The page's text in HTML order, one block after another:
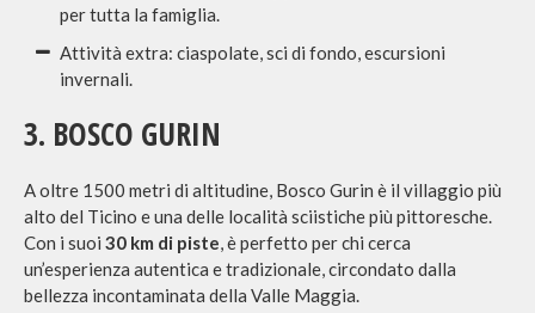
per tutta la famiglia.
Attività extra: ciaspolate, sci di fondo, escursioni
invernali.
3. BOSCO GURIN
A oltre 1500 metri di altitudine, Bosco Gurin è il villaggio più
alto del Ticino e una delle località sciistiche più pittoresche.
Con i suoi 30 km di piste, è perfetto per chi cerca
un’esperienza autentica e tradizionale, circondato dalla
bellezza incontaminata della Valle Maggia.